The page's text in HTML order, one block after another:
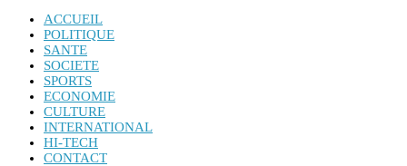
ACCUEIL
POLITIQUE
SANTE
SOCIETE
SPORTS
ECONOMIE
CULTURE
INTERNATIONAL
HI-TECH
CONTACT